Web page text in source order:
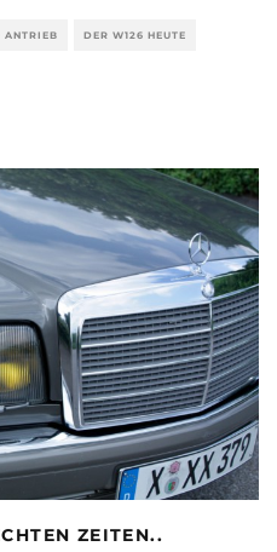
ANTRIEB DER W126 HEUTE
ZEITEN..